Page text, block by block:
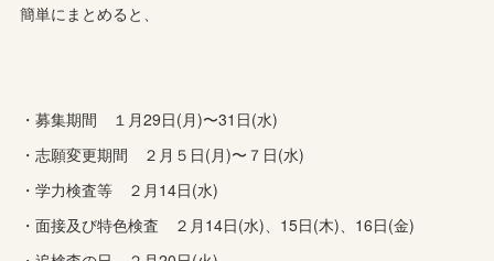
簡単にまとめると、
・募集期間 １月29日(月)〜31日(水)
・志願変更期間 ２月５日(月)〜７日(水)
・学力検査等 ２月14日(水)
・面接及び特色検査 ２月14日(水)、15日(木)、16日(金)